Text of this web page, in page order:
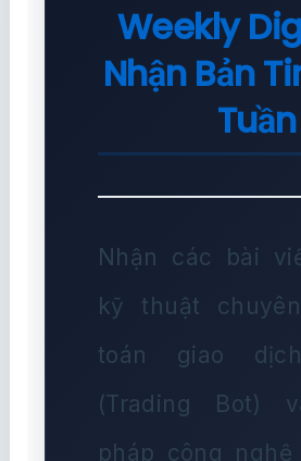
Weekly
Nhận Bản
Tuần
Nhận các bài
kỹ thuật
toán giao
(Trading Bot)
pháp công